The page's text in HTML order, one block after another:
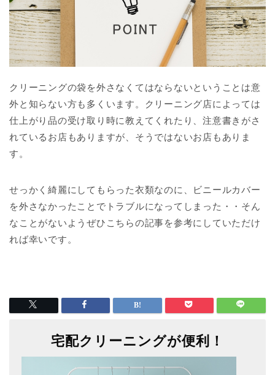
クリーニングの袋を外さなくてはならないということは意
外と知らない方も多くいます。クリーニング店によっては
仕上がり品の受け取り時に教えてくれたり、注意書きがさ
れているお店もありますが、そうではないお店もありま
す。
せっかく綺麗にしてもらった衣類なのに、ビニールカバー
を外さなかったことでトラブルになってしまった・・そん
なことがないようぜひこちらの記事を参考にしていただけ
れば幸いです。
宅配クリーニングが便利！